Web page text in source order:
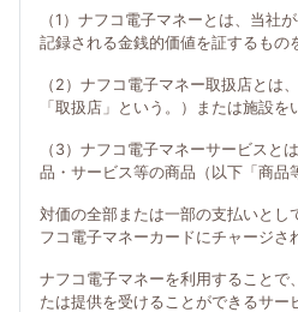
（1）ナフコ電子マネーとは、当社
記録される金銭的価値を証するもの
（2）ナフコ電子マネー取扱店とは
「取扱店」という。）または施設を
（3）ナフコ電子マネーサービスと
品・サービス等の商品（以下「商品
対価の全部または一部の支払いとし
フコ電子マネーカードにチャージさ
ナフコ電子マネーを利用することで
たは提供を受けることができるサー